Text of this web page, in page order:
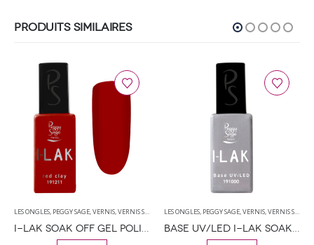
PRODUITS SIMILAIRES
LES ONGLES, PEGGY SAGE,VERNIS,VERNIS SEMI PERMANENT
I-LAK SOAK OFF GEL POLISH RED CLAY 11ML
LES ONGLES, PEGGY SAGE,VERNIS,VERNIS SEMI PERMANENT
BASE UV/LED I-LAK SOAK OFF GEL POLISH – 11ML